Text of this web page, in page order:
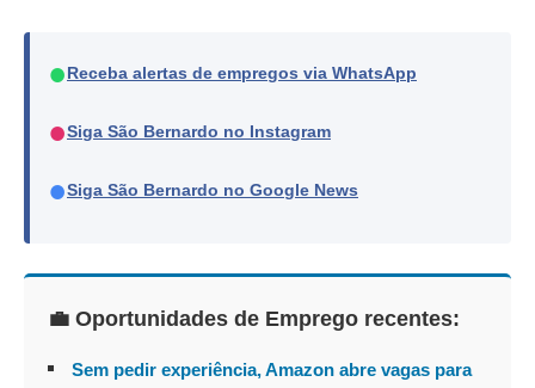
● Receba alertas de empregos via WhatsApp
●Siga São Bernardo no Instagram
●Siga São Bernardo no Google News
💼 Oportunidades de Emprego recentes:
Sem pedir experiência, Amazon abre vagas para